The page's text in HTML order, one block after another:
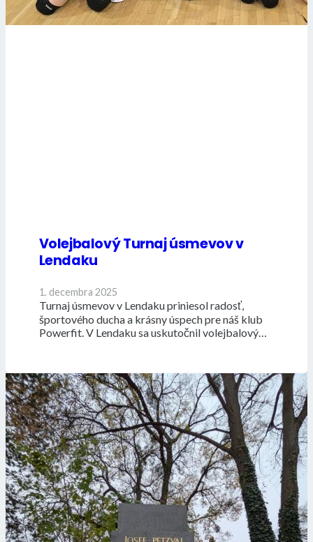
Volejbalový Turnaj úsmevov v
Lendaku
1. decembra 2025
Turnaj úsmevov v Lendaku priniesol radosť,
športového ducha a krásny úspech pre náš klub
Powerfit. V Lendaku sa uskutočnil volejbalový…